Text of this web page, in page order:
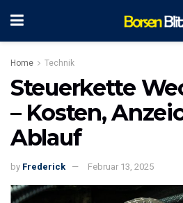
Home Technik
Steuerkette
– Kosten,
Ablauf
by Frederick Februar 13, 2025